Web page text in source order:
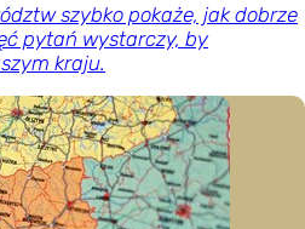
szybko pokaże, jak dobrze
pytań wystarczy, by
kraju.